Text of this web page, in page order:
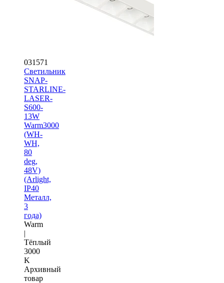
031571
Светильник
SNAP-
STARLINE-
LASER-
S600-
13W
Warm3000
(WH-
WH,
80
deg,
48V)
(Arlight,
IP40
Металл,
3
года)
Warm
|
Тёплый
3000
K
Архивный
товар